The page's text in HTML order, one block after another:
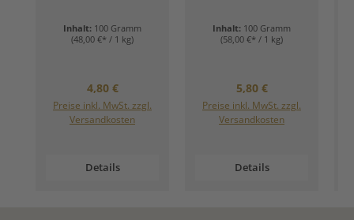
Inhalt: 100 Gramm
(48,00 €* / 1 kg)
Regulärer Preis:
4,80 €
Preise inkl. MwSt. zzgl.
Versandkosten
Details
Inhalt: 100 Gramm
(58,00 €* / 1 kg)
Regulärer Preis:
5,80 €
Preise inkl. MwSt. zzgl.
Versandkosten
Details